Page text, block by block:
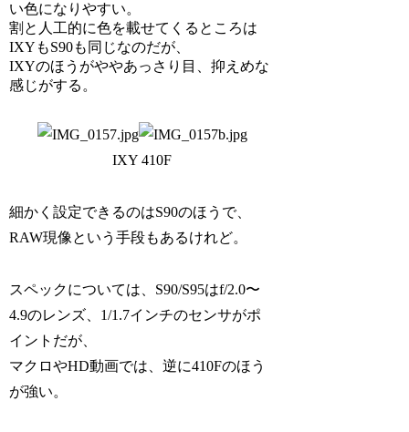
い色になりやすい。
割と人工的に色を載せてくるところは
IXYもS90も同じなのだが、
IXYのほうがややあっさり目、抑えめな
感じがする。
IXY 410F
細かく設定できるのはS90のほうで、
RAW現像という手段もあるけれど。
スペックについては、S90/S95はf/2.0〜
4.9のレンズ、1/1.7インチのセンサがポ
イントだが、
マクロやHD動画では、逆に410Fのほう
が強い。